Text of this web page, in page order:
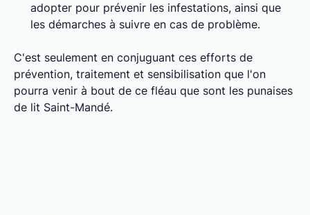
adopter pour prévenir les infestations, ainsi que
les démarches à suivre en cas de problème.
C'est seulement en conjuguant ces efforts de
prévention, traitement et sensibilisation que l'on
pourra venir à bout de ce fléau que sont les punaises
de lit Saint-Mandé.